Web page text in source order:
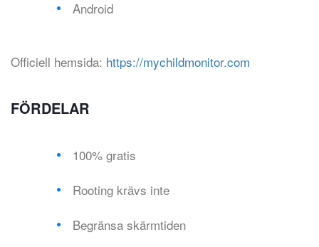
Android
Officiell hemsida: https://mychildmonitor.com
FÖRDELAR
100% gratis
Rooting krävs inte
Begränsa skärmtiden